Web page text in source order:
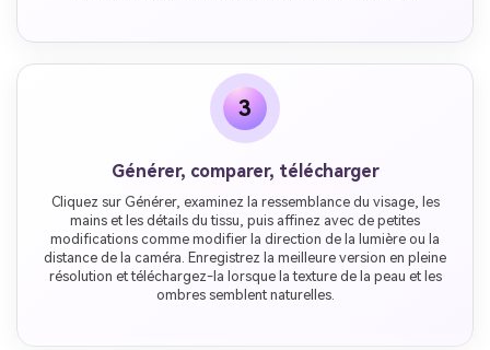
3
Générer, comparer, télécharger
Cliquez sur Générer, examinez la ressemblance du visage, les
mains et les détails du tissu, puis affinez avec de petites
modifications comme modifier la direction de la lumière ou la
distance de la caméra. Enregistrez la meilleure version en pleine
résolution et téléchargez-la lorsque la texture de la peau et les
ombres semblent naturelles.